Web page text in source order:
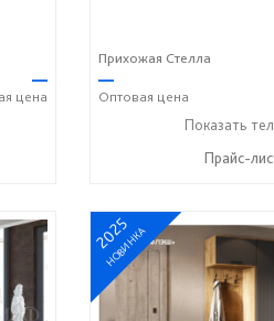
—
цена
Прихожая Стелла
—
Оптовая цена
+7 (8412) 20-
Показать
Прайс-
2025
НОВИНКА